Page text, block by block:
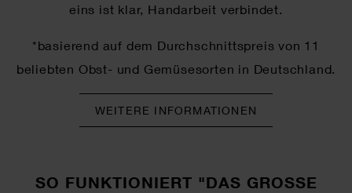
eins ist klar, Handarbeit verbindet.
*basierend auf dem Durchschnittspreis von 11
beliebten Obst- und Gemüsesorten in Deutschland.
WEITERE INFORMATIONEN
SO FUNKTIONIERT "DAS GROSSE S